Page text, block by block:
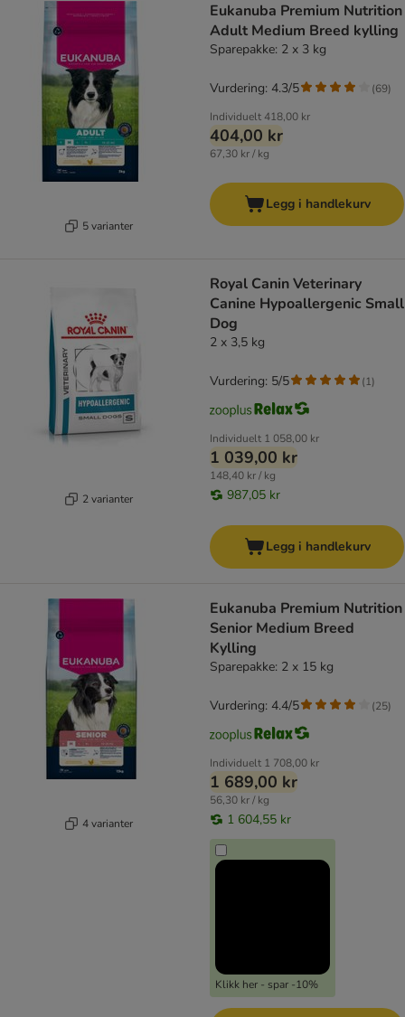
5 varianter
Eukanuba Premium Nutrition
Adult Medium Breed kylling
Sparepakke: 2 x 3 kg
Individuelt418,00 kr
404,00 kr
67,30 kr / kg
Vurdering: 4.3/5 (69)
Legg i handlekurv
2 varianter
Royal Canin Veterinary
Canine Hypoallergenic Small
Dog
2 x 3,5 kg
Individuelt 1 058,00 kr
1 039,00 kr
148,40 kr / kg
987,05 kr
Vurdering: 5/5 (1)
Legg i handlekurv
4 varianter
Eukanuba Premium Nutrition
Senior Medium Breed
Kylling
Sparepakke: 2 x 15 kg
Individuelt 1 708,00 kr
1 689,00 kr
56,30 kr / kg
1 604,55 kr
Klikk her - spar -10%
Vurdering: 4.4/5 (25)